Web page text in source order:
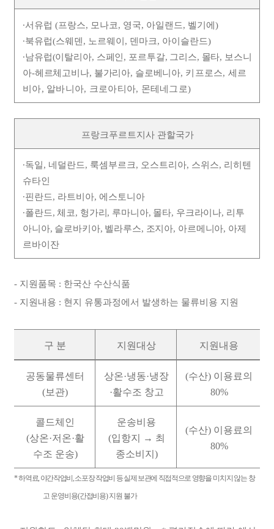
∙서유럽 (프랑스, 모나코, 영국, 아일랜드, 벨기에)
∙북유럽(스웨덴, 노르웨이, 덴마크, 아이슬란드)
∙남유럽(이탈리아, 스페인, 포르투갈, 그리스, 몰타, 보스니
아-헤르체고비나, 불가리아, 슬로베니아, 키프로스,세르
비아, 알바니아, 크로아티아, 몬테네그로)
프랑크푸르트지사 관할국가
∙독일, 네덜란드, 룩셈부르크, 오스트리아, 스위스, 리히텐
슈타인
∙핀란드, 라트비아, 에스토니아
∙폴란드, 체코, 헝가리, 루마니아, 몰타, 우크라이나, 리투
아니아, 슬로바키아, 벨라루스, 조지아, 아르메니아, 아제
르바이잔
- 지원품목 : 한국산 수산식품
- 지원내용 : 현지 유통과정에서 발생하는 물류비용 지원
구 분 지원대상 지원내용
공동물류센터
(보관)
상온·냉동·냉장
·활수조 창고
(수산) 이용료의
80%
콜드체인
(상온·저온·활
수조 운송)
운송비용
(입항지 → 최
종소비지 )
(수산) 이용료의
80%
*하역료 야간작업비 소포장 작업비 등 실제 보관에 직접적으로 영향을 미치지 않는 창
고 운영비용(간접비용)지원 불가